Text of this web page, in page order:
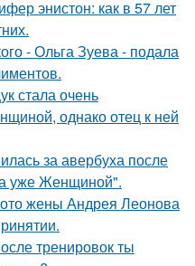
энистон: как в 57 лет
- Ольга Зуева - подала
стала очень
однако отец к ней
за авербуха после
уже Женщиной".
жены Андрея Леонова
тренировок ты